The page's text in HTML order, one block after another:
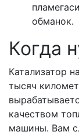
обманок.
Когда
Катализатор
тысяч
качеством
машины. Вам